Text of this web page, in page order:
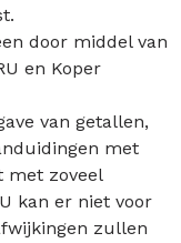
door middel van
en Koper
van getallen,
met
met zoveel
kan er niet voor
zullen